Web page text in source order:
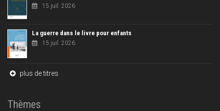
15 juil. 2026
La guerre dans le livre pour enfants
15 juil. 2026
plus de titres
Thèmes